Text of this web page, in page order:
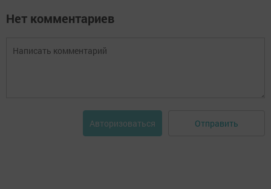
Нет комментариев
Авторизоваться Отправить